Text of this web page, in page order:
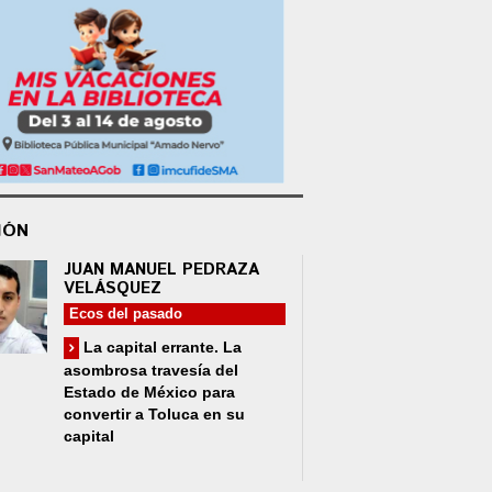
JUAN MANUEL PEDRAZA
VELÁSQUEZ
Ecos del pasado
La capital errante. La
asombrosa travesía del
Estado de México para
convertir a Toluca en su
capital